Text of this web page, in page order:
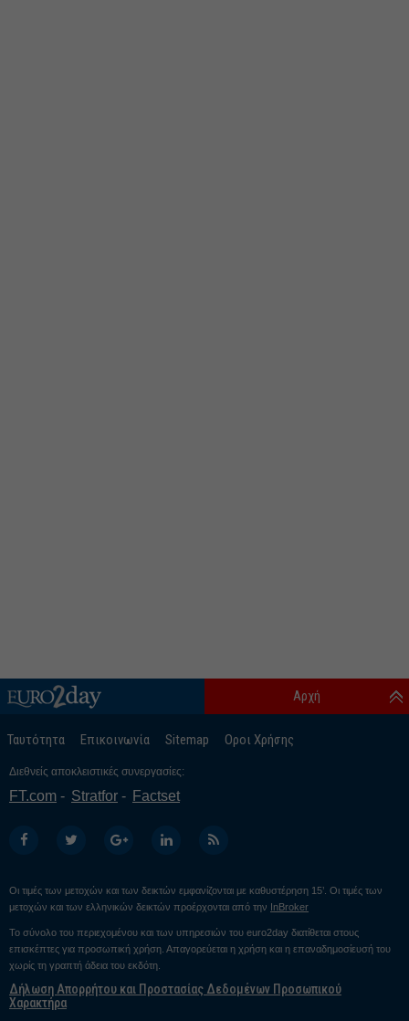
Ταυτότητα Επικοινωνία Sitemap Οροι Χρήσης
Αρχή
Διεθνείς αποκλειστικές συνεργασίες:
FT.com Stratfor Factset
Οι τιμές των μετοχών και των δεικτών εμφανίζονται με καθυστέρηση 15’. Οι τιμές των
μετοχών και των ελληνικών δεικτών προέρχονται από την InBroker
Το σύνολο του περιεχομένου και των υπηρεσιών του euro2day διατίθεται στους
επισκέπτες για προσωπική χρήση. Απαγορεύεται η χρήση και η επαναδημοσίευσή του
χωρίς τη γραπτή άδεια του εκδότη.
Δήλωση Απορρήτου και Προστασίας Δεδομένων Προσωπικού
Χαρακτήρα